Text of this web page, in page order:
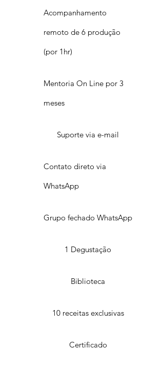
Acompanhamento
remoto de 6 produção
(por 1hr)
Mentoria On Line por 3
meses
Suporte via e-mail
Contato direto via
WhatsApp
Grupo fechado WhatsApp
1 Degustação
Biblioteca
10 receitas exclusivas
Certificado